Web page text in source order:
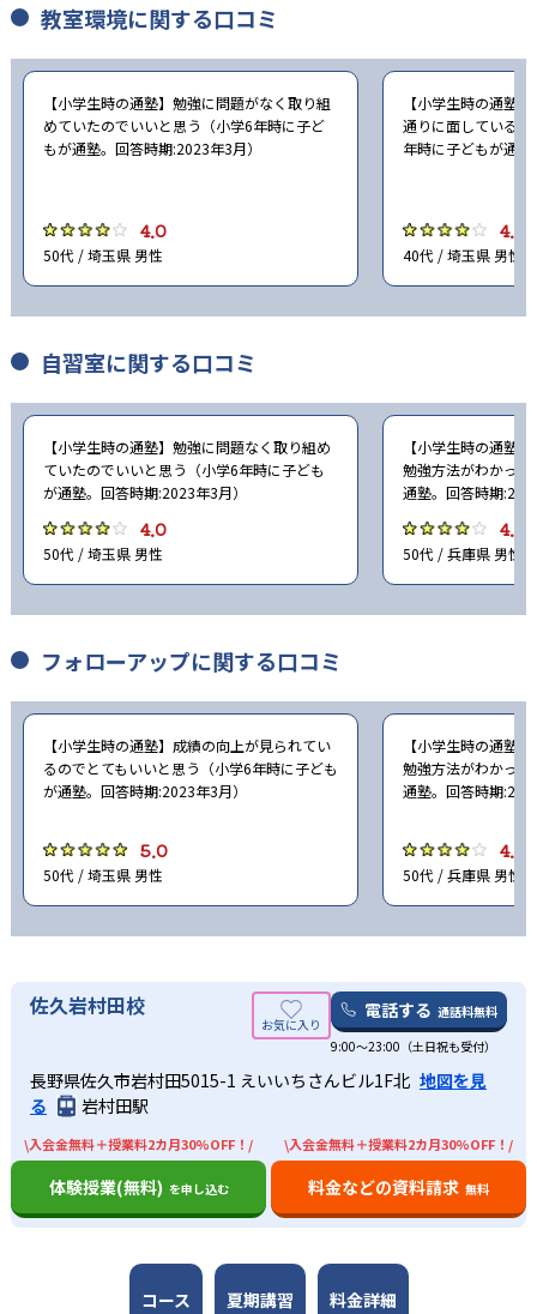
教室環境に関する口コミ
【小学生時の通塾】勉強に問題がなく取り組
めていたのでいいと思う（小学6年時に子ど
もが通塾。回答時期:2023年3月）
4.0
50代 / 埼玉県 男性
【小学生時の通塾
通りに面している
年時に子どもが通
4.0
40代 / 埼玉県 男性
自習室に関する口コミ
【小学生時の通塾】勉強に問題なく取り組め
ていたのでいいと思う（小学6年時に子ども
が通塾。回答時期:2023年3月）
4.0
50代 / 埼玉県 男性
【小学生時の通塾
勉強方法がわかっ
通塾。回答時期
4.0
50代 / 兵庫県 男性
フォローアップに関する口コミ
【小学生時の通塾】成績の向上が見られてい
るのでとてもいいと思う（小学6年時に子ども
が通塾。回答時期:2023年3月）
5.0
50代 / 埼玉県 男性
【小学生時の通塾
勉強方法がわかっ
通塾。回答時期
4.0
50代 / 兵庫県 男性
佐久岩村田校 電話する 通話料無料
9:00～23:00（土日祝も受付）
長野県佐久市岩村田5015-1 えいいちさんビル1F北 地図を見
る
岩村田駅
\入会金無料＋授業料2カ月30%OFF！/
体験授業(無料) を申し込む
\入会金無料＋授業料2カ月30%OFF！/
料金などの資料請求 無料
コース 夏期講習 料金詳細